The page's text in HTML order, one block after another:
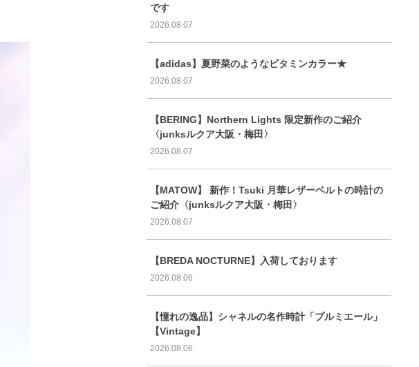
です
2026.08.07
【adidas】夏野菜のようなビタミンカラー★
2026.08.07
【BERING】Northern Lights 限定新作のご紹介
〈junksルクア大阪・梅田〉
2026.08.07
【MATOW】 新作！Tsuki 月華レザーベルトの時計の
ご紹介〈junksルクア大阪・梅田〉
2026.08.07
【BREDA NOCTURNE】入荷しております
2026.08.06
【憧れの逸品】シャネルの名作時計「プルミエール」
【Vintage】
2026.08.06